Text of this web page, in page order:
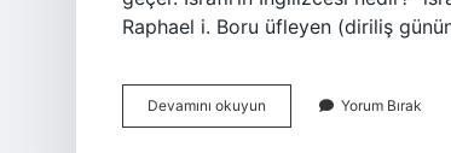
Raphael i. Boru üfleyen (diriliş
Devamını okuyun
Ingilizce
Yorum Bırak